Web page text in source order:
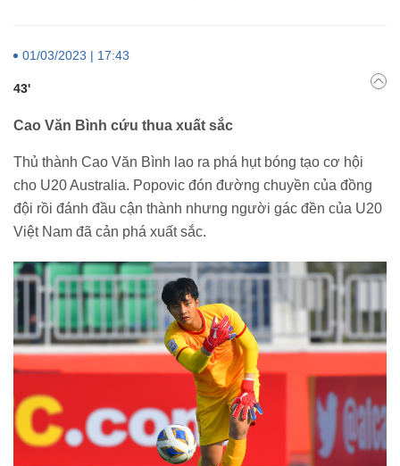
01/03/2023 | 17:43
43'
Cao Văn Bình cứu thua xuất sắc
Thủ thành Cao Văn Bình lao ra phá hụt bóng tạo cơ hội
cho U20 Australia. Popovic đón đường chuyền của đồng
đội rồi đánh đầu cận thành nhưng người gác đền của U20
Việt Nam đã cản phá xuất sắc.